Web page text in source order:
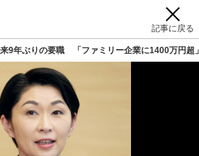
記事に戻る
9年ぶりの要職 「ファミリー企業に1400万円